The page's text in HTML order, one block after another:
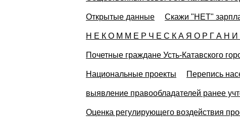
Открытые данные Скажи "НЕТ"
Н Е К О М М Е Р Ч Е С К А Я О Р Г А Н И
Почетные граждане Усть-Катавского
Национальные проекты Перепись
выявление правообладателей ранее
Оценка регулирующего воздействия